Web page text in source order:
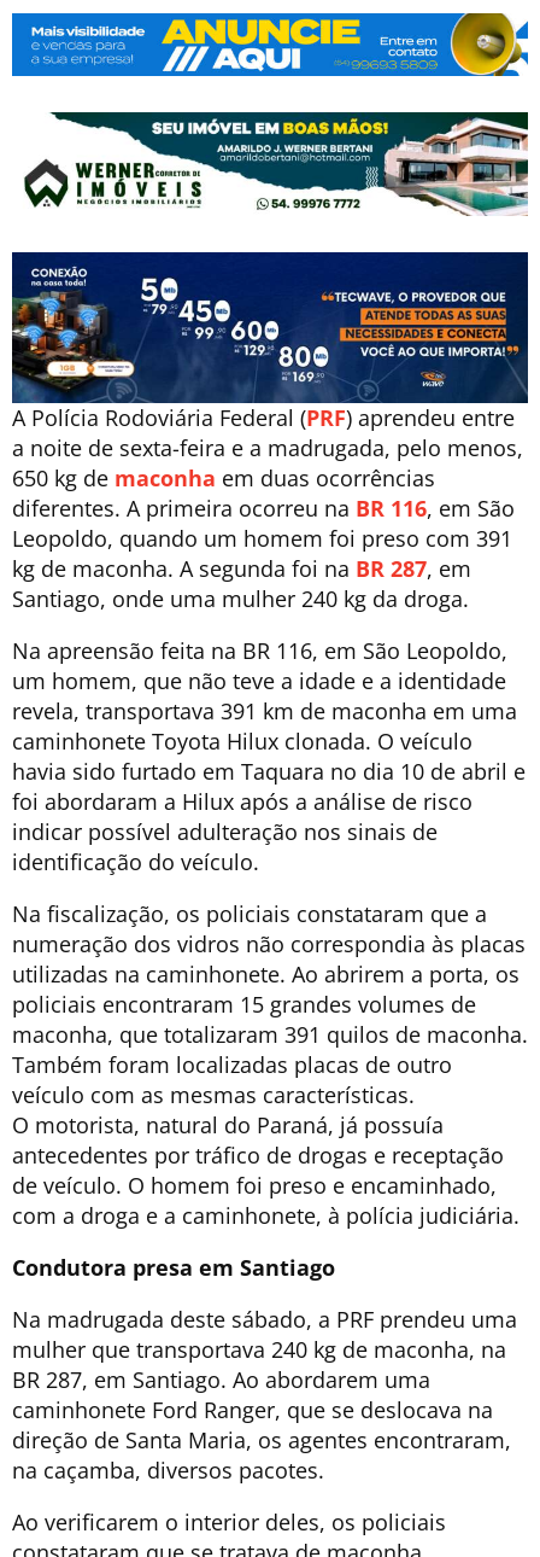
A Polícia Rodoviária Federal (PRF) aprendeu entre
a noite de sexta-feira e a madrugada, pelo menos,
650 kg de maconha em duas ocorrências
diferentes. A primeira ocorreu na BR 116, em São
Leopoldo, quando um homem foi preso com 391
kg de maconha. A segunda foi na BR 287, em
Santiago, onde uma mulher 240 kg da droga.
Na apreensão feita na BR 116, em São Leopoldo,
um homem, que não teve a idade e a identidade
revela, transportava 391 km de maconha em uma
caminhonete Toyota Hilux clonada. O veículo
havia sido furtado em Taquara no dia 10 de abril e
foi abordaram a Hilux após a análise de risco
indicar possível adulteração nos sinais de
identificação do veículo.
Na fiscalização, os policiais constataram que a
numeração dos vidros não correspondia às placas
utilizadas na caminhonete. Ao abrirem a porta, os
policiais encontraram 15 grandes volumes de
maconha, que totalizaram 391 quilos de maconha.
Também foram localizadas placas de outro
veículo com as mesmas características.
O motorista, natural do Paraná, já possuía
antecedentes por tráfico de drogas e receptação
de veículo. O homem foi preso e encaminhado,
com a droga e a caminhonete, à polícia judiciária.
Condutora presa em Santiago
Na madrugada deste sábado, a PRF prendeu uma
mulher que transportava 240 kg de maconha, na
BR 287, em Santiago. Ao abordarem uma
caminhonete Ford Ranger, que se deslocava na
direção de Santa Maria, os agentes encontraram,
na caçamba, diversos pacotes.
Ao verificarem o interior deles, os policiais